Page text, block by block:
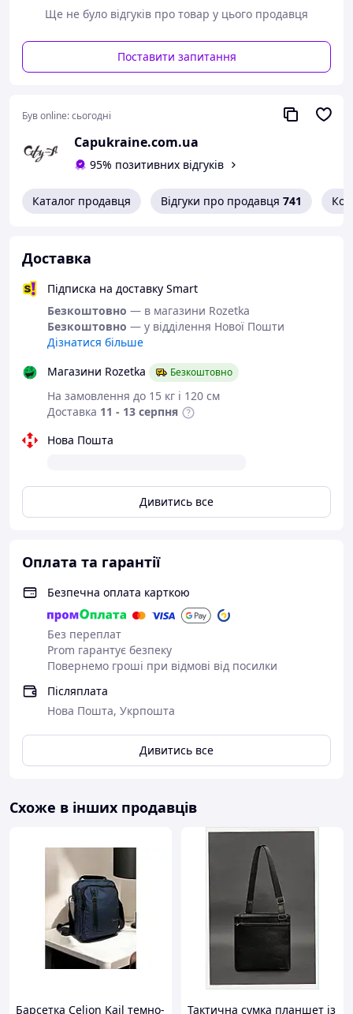
Ще не було відгуків про товар у цього продавця
Поставити запитання
Був online:сьогодні
Capukraine.com.ua
95% позитивних відгуків
Каталог продавця Відгуки про продавця 741
Доставка
Підписка на доставку Smart
Безкоштовно — в магазини Rozetka
Безкоштовно — у відділення Нової Пошти
Дізнатися більше
Магазини Rozetka
Безкоштовно
На замовлення до 15 кг і 120 см
Доставка 11 - 13 серпня
Нова Пошта
Дивитись все
Оплата та гарантії
Безпечна оплата карткою
Без переплат
Prom гарантує безпеку
Повернемо гроші при відмові від посилки
Післяплата
Нова Пошта, Укрпошта
Дивитись все
Схоже в інших продавців
Барсетка Celion Kail темно- Тактична сумка планшет із